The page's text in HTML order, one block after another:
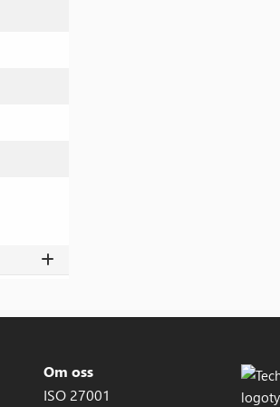
Om oss
ISO 27001